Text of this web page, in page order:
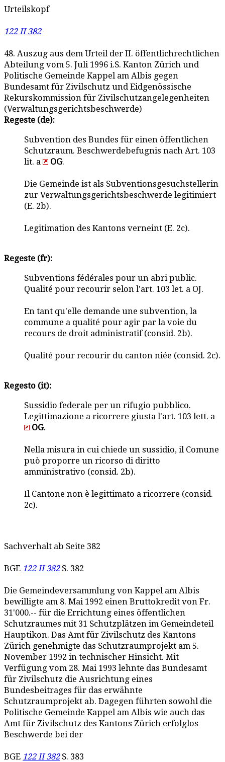
Urteilskopf
122 II 382
48. Auszug aus dem Urteil der II. öffentlichrechtlichen
Abteilung vom 5. Juli 1996 i.S. Kanton Zürich und
Politische Gemeinde Kappel am Albis gegen
Bundesamt für Zivilschutz und Eidgenössische
Rekurskommission für Zivilschutzangelegenheiten
(Verwaltungsgerichtsbeschwerde)
Regeste (de):
Subvention des Bundes für einen öffentlichen
Schutzraum. Beschwerdebefugnis nach Art. 103
lit. a
OG.
Die Gemeinde ist als Subventionsgesuchstellerin
zur Verwaltungsgerichtsbeschwerde legitimiert
(E. 2b).
Legitimation des Kantons verneint (E. 2c).
Regeste (fr):
Subventions fédérales pour un abri public.
Qualité pour recourir selon l'art. 103 let. a OJ.
En tant qu'elle demande une subvention, la
commune a qualité pour agir par la voie du
recours de droit administratif (consid. 2b).
Qualité pour recourir du canton niée (consid. 2c).
Regesto (it):
Sussidio federale per un rifugio pubblico.
Legittimazione a ricorrere giusta l'art. 103 lett. a
OG.
Nella misura in cui chiede un sussidio, il Comune
può proporre un ricorso di diritto
amministrativo (consid. 2b).
Il Cantone non è legittimato a ricorrere (consid.
2c).
Sachverhalt ab Seite 382
BGE 122 II 382S. 382
Die Gemeindeversammlung von Kappel am Albis
bewilligte am 8. Mai 1992 einen Bruttokredit von Fr.
31'000.-- für die Errichtung eines öffentlichen
Schutzraumes mit 31 Schutzplätzen im Gemeindeteil
Hauptikon. Das Amt für Zivilschutz des Kantons
Zürich genehmigte das Schutzraumprojekt am 5.
November 1992 in technischer Hinsicht. Mit
Verfügung vom 28. Mai 1993 lehnte das Bundesamt
für Zivilschutz die Ausrichtung eines
Bundesbeitrages für das erwähnte
Schutzraumprojekt ab. Dagegen führten sowohl die
Politische Gemeinde Kappel am Albis wie auch das
Amt für Zivilschutz des Kantons Zürich erfolglos
Beschwerde bei der
BGE 122 II 382S. 383